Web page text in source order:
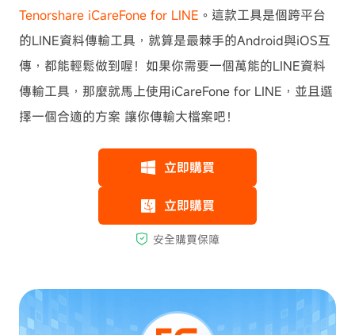
Tenorshare iCareFone for LINE 。這款工具是個跨平台
的LINE資料傳輸工具，就算是最棘手的Android與iOS互
傳，都能輕鬆做到喔！如果你需要一個萬能的LINE資料
傳輸工具，那麼就馬上使用iCareFone for LINE，並且選
擇一個合適的方案 讓你傳輸大檔案吧！